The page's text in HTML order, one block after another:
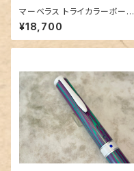
マーベラス トライカラーボール
ペン【ココボロ】③
¥18,700